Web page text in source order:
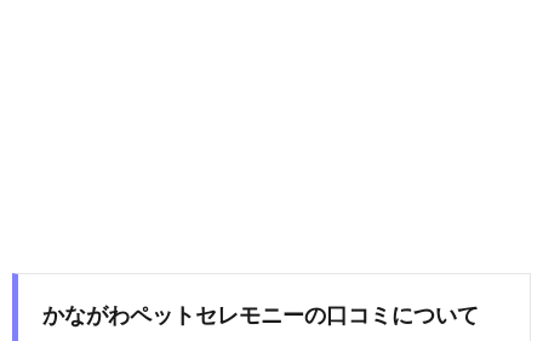
かながわペットセレモニーの口コミについて